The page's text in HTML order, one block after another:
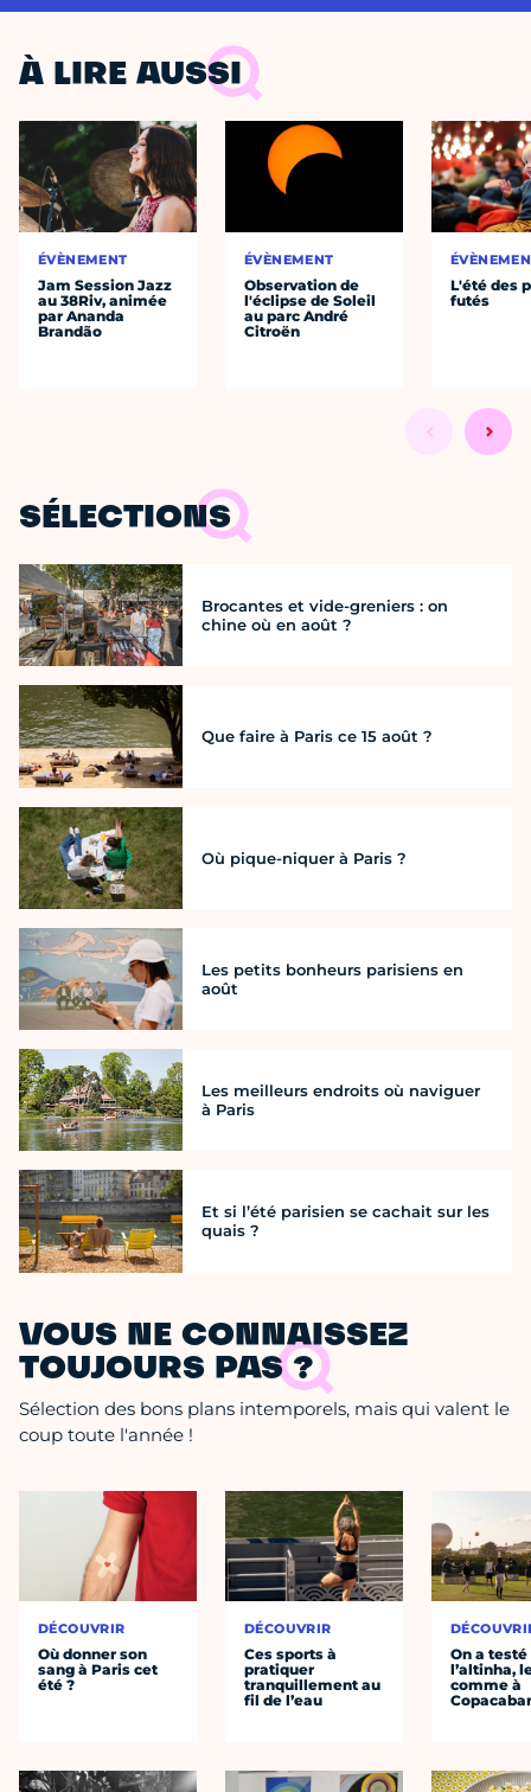
À LIRE AUSSI
ÉVÈNEMENT
Jam Session Jazz
au 38Riv, animée
par Ananda
Brandão
ÉVÈNEMENT
Observation de
l'éclipse de Soleil
au parc André
Citroën
L'été des
futés
SÉLECTIONS
Brocantes et vide-greniers : on
chine où en août ?
Que faire à Paris ce 15 août ?
Où pique-niquer à Paris ?
Les petits bonheurs parisiens en
août
Les meilleurs endroits où naviguer
à Paris
Et si l’été parisien se cachait sur les
quais ?
VOUS NE CONNAISSEZ
TOUJOURS PAS ?
Sélection des bons plans intemporels, mais qui valent le
coup toute l'année !
DÉCOUVRIR
Où donner son
sang à Paris cet
été ?
DÉCOUVRIR
Ces sports à
pratiquer
tranquillement au
fil de l’eau
On a testé
l’altinha,
comme à